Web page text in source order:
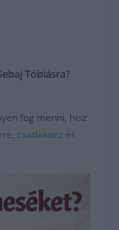
Tóbiásra?
fog menni, hisz
csatlakozz és